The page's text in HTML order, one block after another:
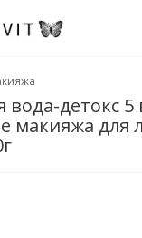
детокс 5
макияжа для